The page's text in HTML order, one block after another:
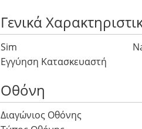
Γενικά
Sim
Εγγύηση Κατασκευαστή
Οθόνη
Διαγώνιος Οθόνης